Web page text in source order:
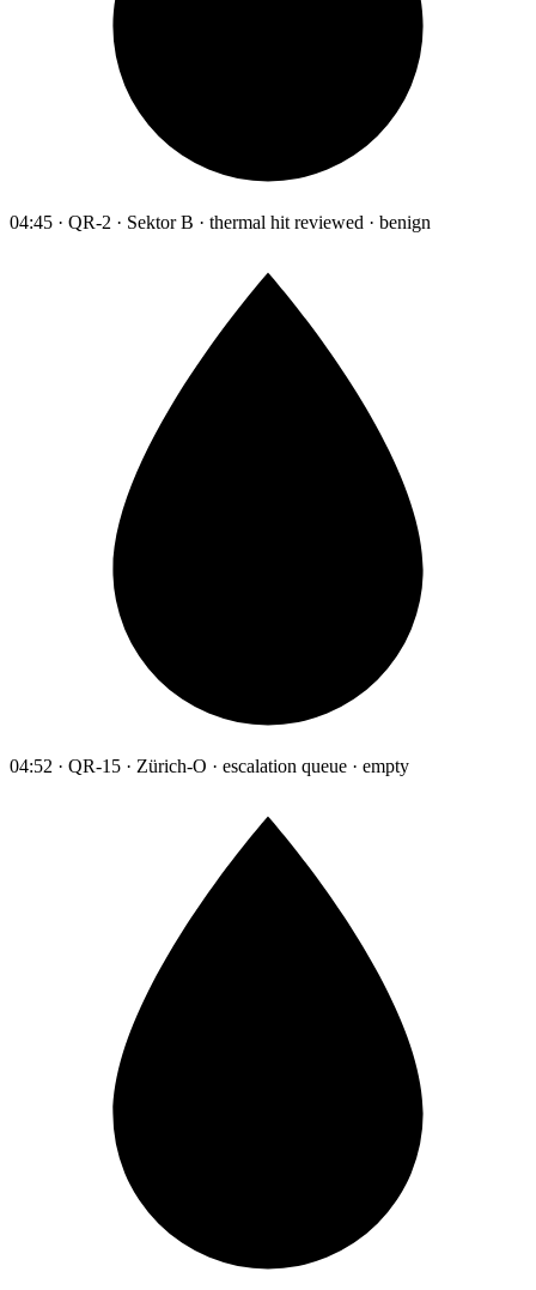
04:45 · QR-2 · Sektor B · thermal hit reviewed · benign
04:52 · QR-15 · Zürich-O · escalation queue · empty